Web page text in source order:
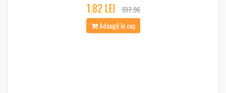
1.82 LEI
$17.96
Adaugă în coș